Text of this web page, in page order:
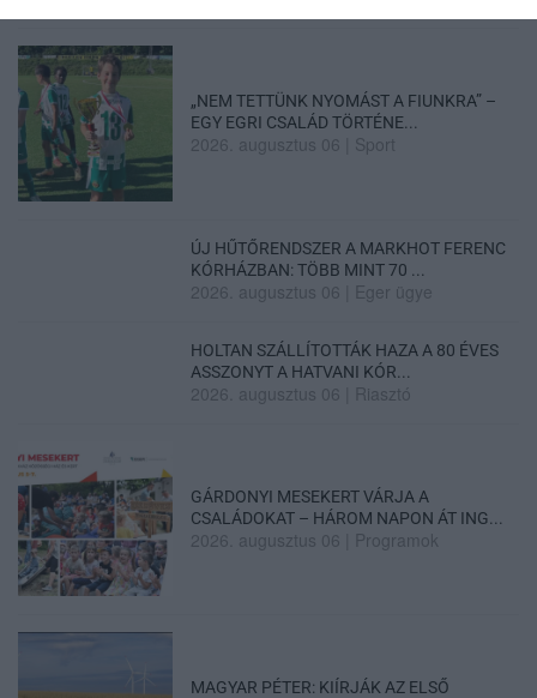
„NEM TETTÜNK NYOMÁST A FIUNKRA” –
EGY EGRI CSALÁD TÖRTÉNE...
2026. augusztus 06 Sport
ÚJ HŰTŐRENDSZER A MARKHOT FERENC
KÓRHÁZBAN: TÖBB MINT 70 ...
2026. augusztus 06 Eger ügye
HOLTAN SZÁLLÍTOTTÁK HAZA A 80 ÉVES
ASSZONYT A HATVANI KÓR...
2026. augusztus 06 Riasztó
GÁRDONYI MESEKERT VÁRJA A
CSALÁDOKAT – HÁROM NAPON ÁT ING...
2026. augusztus 06 Programok
MAGYAR PÉTER: KIÍRJÁK AZ ELSŐ